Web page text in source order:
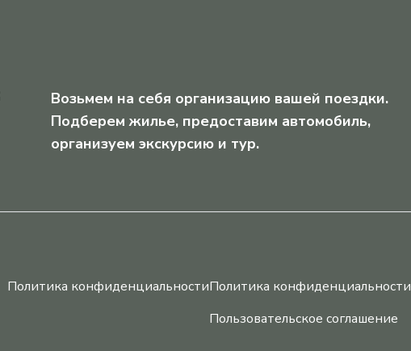
Возьмем на себя организацию вашей поездки.
Подберем жилье, предоставим автомобиль,
организуем экскурсию и тур.
Политика конфиденциальностиПолитика конфиденциальности
Пользовательское соглашение